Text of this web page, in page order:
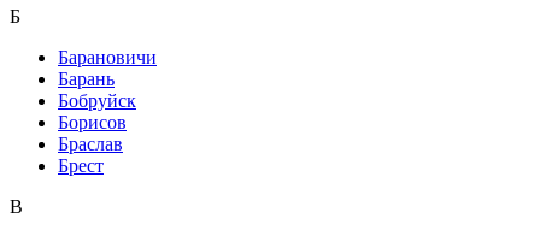
Б
Барановичи
Барань
Бобруйск
Борисов
Браслав
Брест
В